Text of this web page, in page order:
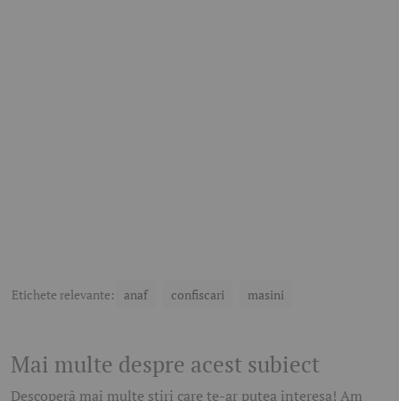
Etichete relevante: anaf confiscari masini
Mai multe despre acest subiect
Descoperă mai multe știri care te-ar putea interesa! Am